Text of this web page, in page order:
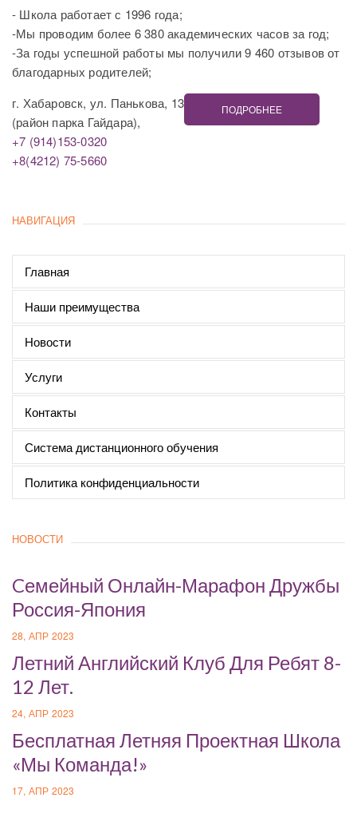
- Школа работает с 1996 года;
-Мы проводим более 6 380 академических часов за год;
-За годы успешной работы мы получили 9 460 отзывов от
благодарных родителей;
г. Хабаровск, ул. Панькова, 13
(район парка Гайдара),
+7 (914)153-0320
+8(4212) 75-5660
ПОДРОБНЕЕ
НАВИГАЦИЯ
Главная
Наши преимущества
Новости
Услуги
Контакты
Система дистанционного обучения
Политика конфиденциальности
НОВОСТИ
Cемейный Онлайн-Марафон Дружбы
Россия-Япония
28, АПР 2023
Летний Английский Клуб Для Ребят 8-
12 Лет.
24, АПР 2023
Бесплатная Летняя Проектная Школа
«Мы Команда!»
17, АПР 2023